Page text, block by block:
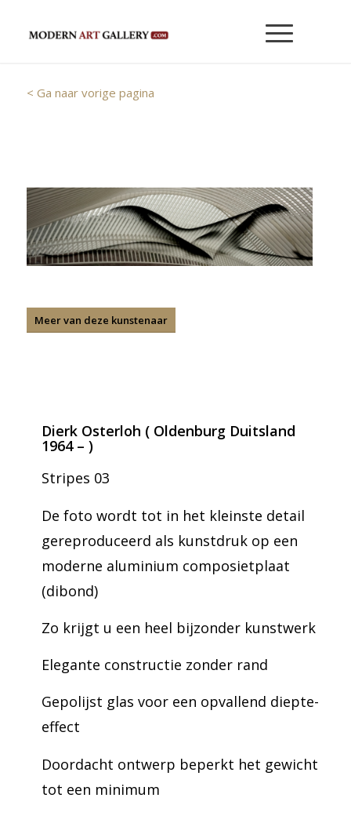
< Ga naar vorige pagina
Meer van deze kunstenaar
Dierk Osterloh ( Oldenburg Duitsland
1964 – )
Stripes 03
De foto wordt tot in het kleinste detail
gereproduceerd als kunstdruk op een
moderne aluminium composietplaat
(dibond)
Zo krijgt u een heel bijzonder kunstwerk
Elegante constructie zonder rand
Gepolijst glas voor een opvallend diepte-
effect
Doordacht ontwerp beperkt het gewicht
tot een minimum